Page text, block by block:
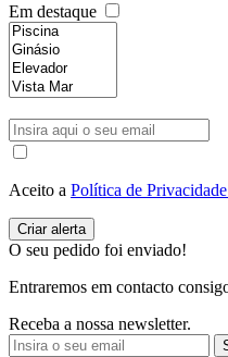
Em destaque
Aceito a Política de
O seu pedido foi enviado!
Entraremos em contacto
Receba a nossa newsletter.